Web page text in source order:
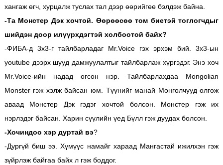
хангаж өгч, хурцалж туслах тал дээр өөрийгөө бэлдэж байна.
-Та Монстер Дэк хочтой. Өөрөөсөө том биетэй тоглогчдыг
шийдэн доор илүүрхдэгтэй холбоотой байх?
-ФИБА-д 3х3-г тайлбарладаг Mr.Voice гэх эрхэм бий. 3х3-ын
youtube дээрх шууд дамжуулалтыг тайлбарлаж хүргэдэг. Энэ хоч
Mr.Voice-ийн надад өгсөн нэр. Тайлбарлахдаа Mongolian
Monster гэж хэлж байсан юм. Түүнийг манай Монголчууд өлгөж
аваад Монстер Дэк гэдэг хочтой болсон. Монстер гэж их
нэрлэдэг байсан. Харин сүүлийн үед Бүлл гэж дуудах болсон.
-Хочиндоо хэр дуртай вэ?
-Дургүй биш ээ. Хүмүүс намайг хараад Мангастай ижилхэн гэж
зүйрлэж байгаа байх л гэж боддог.